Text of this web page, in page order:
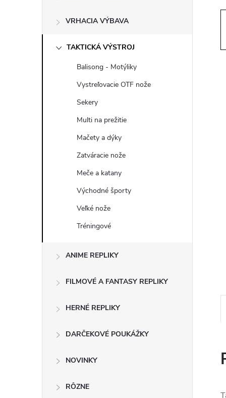
n
VRHACIA VÝBAVA
TAKTICKÁ VÝSTROJ
Balisong - Motýliky
Vystreľovacie OTF nože
Sekery
Multi na prežitie
Mačety a dýky
Zatváracie nože
Meče a katany
Východné športy
Veľké nože
Tréningové
ANIME REPLIKY
FILMOVÉ A FANTASY REPLIKY
HERNÉ REPLIKY
DARČEKOVÉ POUKÁŽKY
NOVINKY
RÔZNE